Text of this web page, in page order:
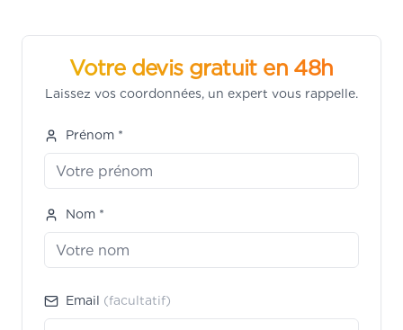
Votre devis gratuit en 48h
Laissez vos coordonnées, un expert vous rappelle.
Prénom *
Nom *
Email (facultatif)